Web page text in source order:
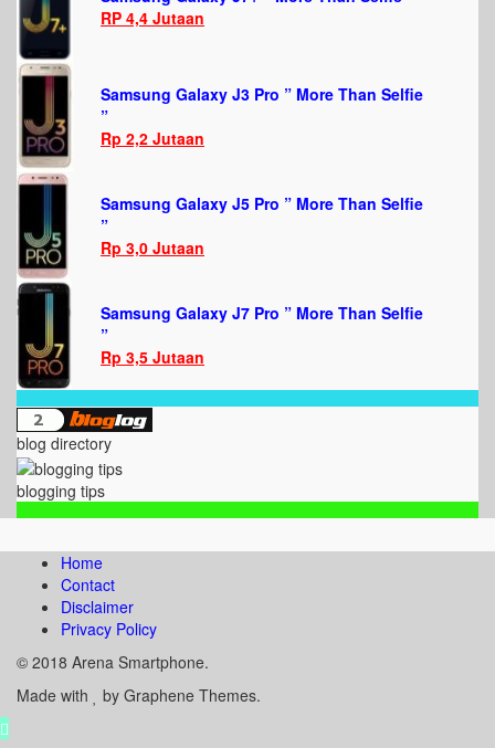
RP 4,4 Jutaan
Samsung Galaxy J3 Pro ” More Than Selfie
”
Rp 2,2 Jutaan
Samsung Galaxy J5 Pro ” More Than Selfie
”
Rp 3,0 Jutaan
Samsung Galaxy J7 Pro ” More Than Selfie
”
Rp 3,5 Jutaan
blog directory
blogging tips
Home
Contact
Disclaimer
Privacy Policy
© 2018 Arena Smartphone.
Made with
by Graphene Themes.